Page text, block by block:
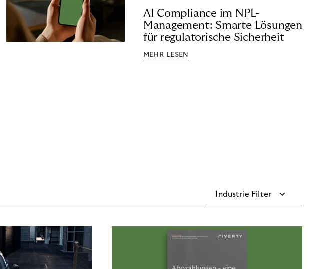
AI Compliance im NPL-
Management: Smarte Lösungen
für regulatorische Sicherheit
MEHR LESEN
Industrie Filter